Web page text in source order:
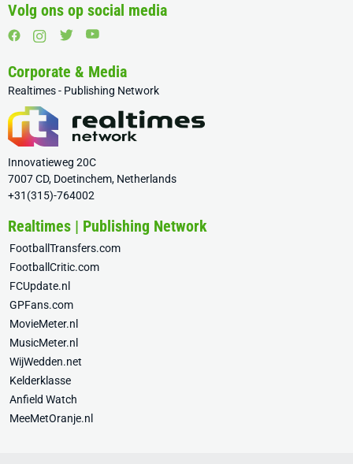
Volg ons op social media
Corporate & Media
Realtimes - Publishing Network
Innovatieweg 20C
7007 CD, Doetinchem, Netherlands
+31(315)-764002
Realtimes | Publishing Network
FootballTransfers.com
FootballCritic.com
FCUpdate.nl
GPFans.com
MovieMeter.nl
MusicMeter.nl
WijWedden.net
Kelderklasse
Anfield Watch
MeeMetOranje.nl